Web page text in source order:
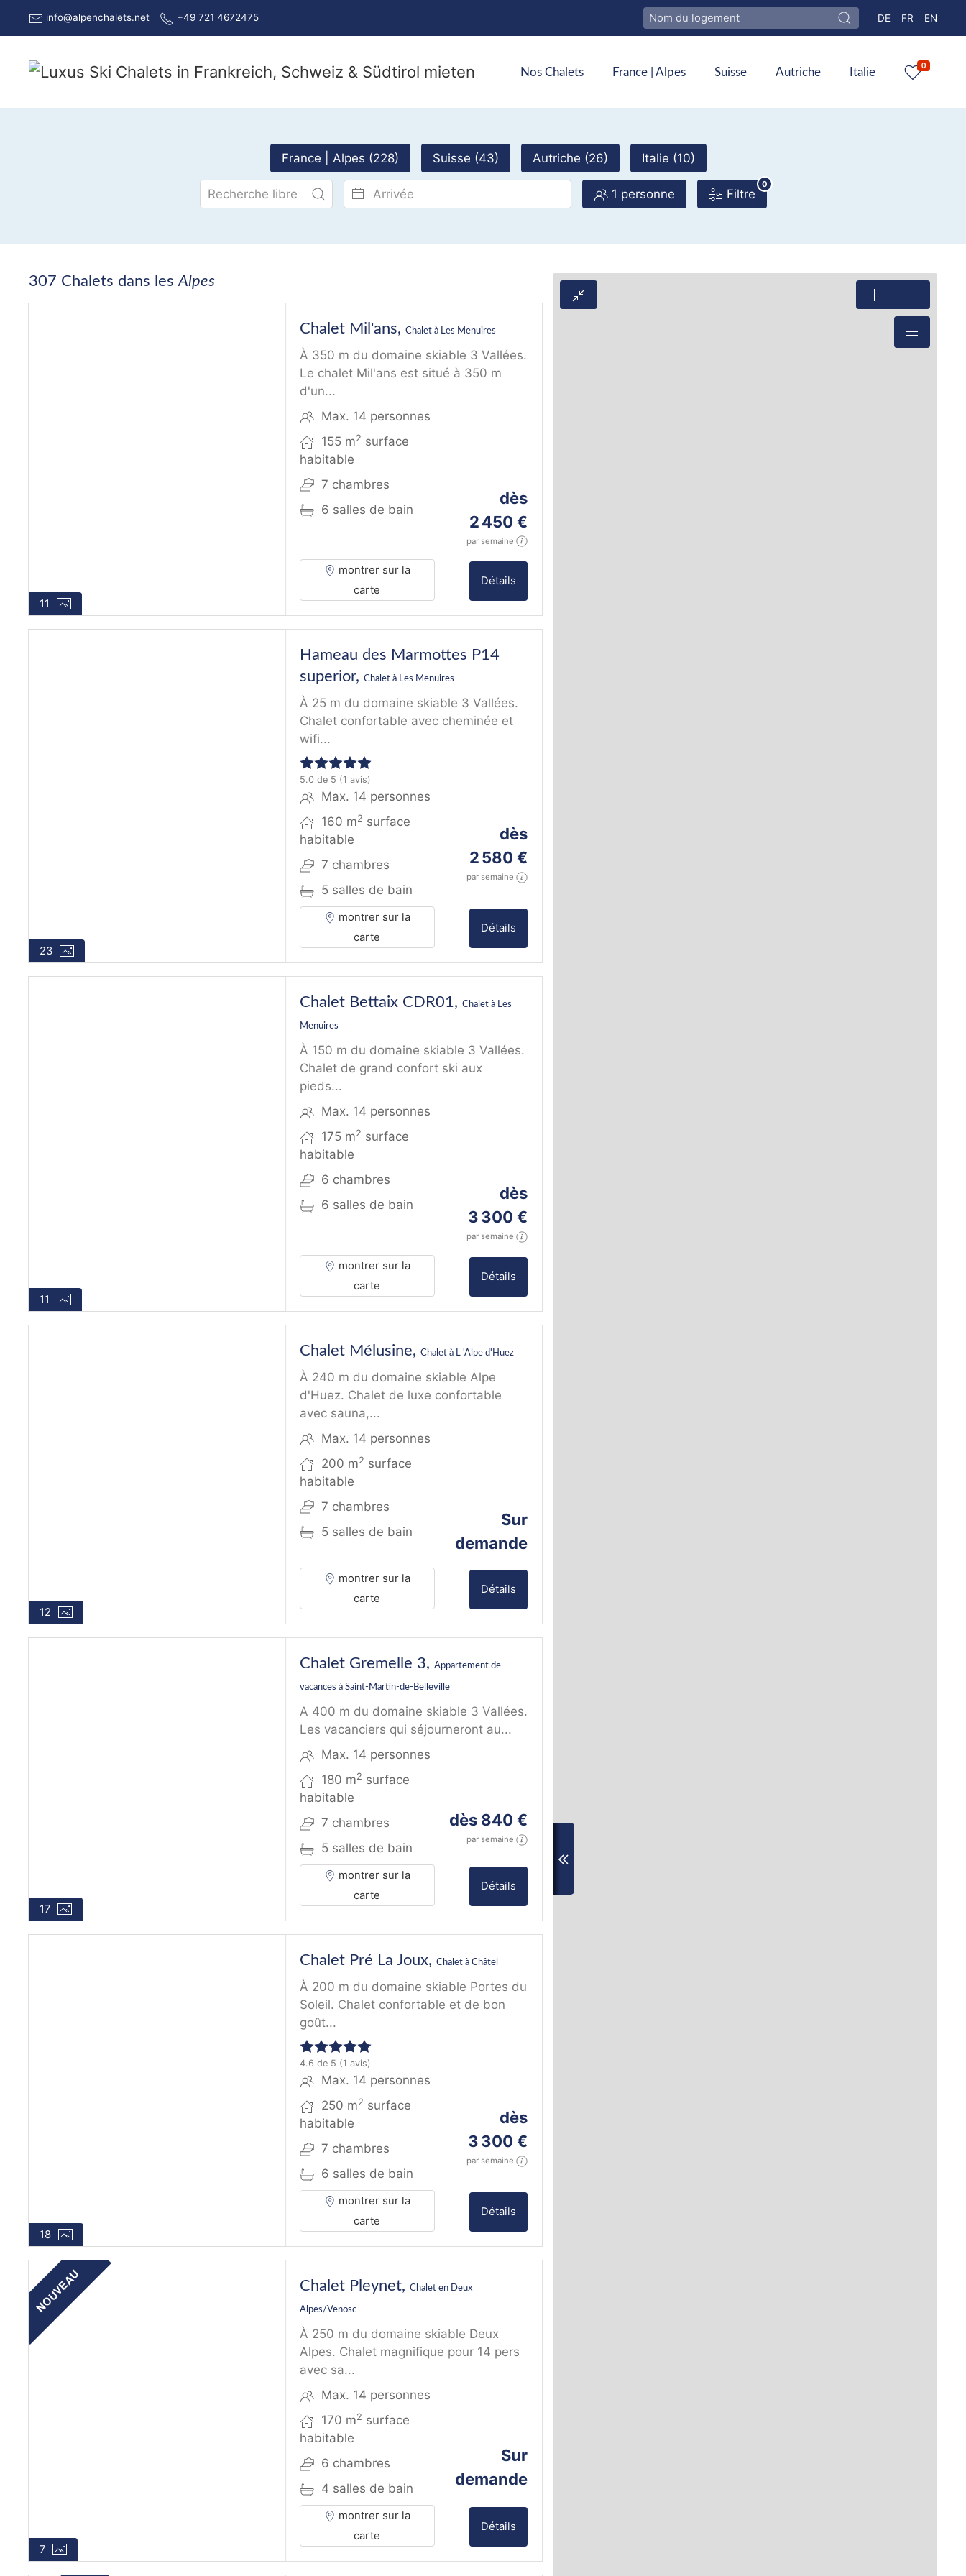
info@alpenchalets.net +49 721 4672475 Sélectionnez
DE FR EN
Nos Chalets France | Alpes Suisse Autriche Italie 0
France | Alpes (228) Suisse (43) Autriche (26) Italie (10)
1 personne Filtre
0
307 Chalets dans les Alpes
11
Chalet Mil'ans, Chalet à Les Menuires
À 350 m du domaine skiable 3 Vallées.
Le chalet Mil'ans est situé à 350 m
d'un...
Max. 14 personnes
155 m2 surface
habitable
7 chambres
6 salles de bain
montrer sur la
carte
dès
2 450 €
par semaine
Détails
23
Hameau des Marmottes P14
superior, Chalet à Les Menuires
À 25 m du domaine skiable 3 Vallées.
Chalet confortable avec cheminée et
wifi...
5.0 de 5 (1 avis)
Max. 14 personnes
160 m2 surface
habitable
7 chambres
5 salles de bain
montrer sur la
carte
dès
2 580 €
par semaine
Détails
11
Chalet Bettaix CDR01, Chalet à Les
Menuires
À 150 m du domaine skiable 3 Vallées.
Chalet de grand confort ski aux
pieds...
Max. 14 personnes
175 m2 surface
habitable
6 chambres
6 salles de bain
montrer sur la
carte
dès
3 300 €
par semaine
Détails
12
Chalet Mélusine, Chalet à L 'Alpe d'Huez
À 240 m du domaine skiable Alpe
d'Huez. Chalet de luxe confortable
avec sauna,...
Max. 14 personnes
200 m2 surface
habitable
7 chambres
5 salles de bain
montrer sur la
carte
Sur
demande
Détails
17
Chalet Gremelle 3, Appartement de
vacances à Saint-Martin-de-Belleville
A 400 m du domaine skiable 3 Vallées.
Les vacanciers qui séjourneront au...
Max. 14 personnes
180 m2 surface
habitable
7 chambres
5 salles de bain
montrer sur la
carte
dès 840 €
par semaine
Détails
18
Chalet Pré La Joux, Chalet à Châtel
À 200 m du domaine skiable Portes du
Soleil. Chalet confortable et de bon
goût...
4.6 de 5 (1 avis)
Max. 14 personnes
250 m2 surface
habitable
7 chambres
6 salles de bain
montrer sur la
carte
dès
3 300 €
par semaine
Détails
7
NOUVEAU Chalet Pleynet, Chalet en Deux
Alpes/Venosc
À 250 m du domaine skiable Deux
Alpes. Chalet magnifique pour 14 pers
avec sa...
Max. 14 personnes
170 m2 surface
habitable
6 chambres
4 salles de bain
montrer sur la
carte
Sur
demande
Détails